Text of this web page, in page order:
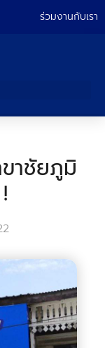
ร่วมงานกับเรา
าชัยภูมิ